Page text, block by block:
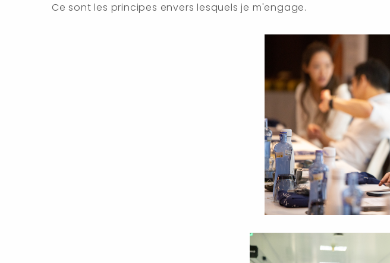
Ce sont les principes envers lesquels je m'engage.